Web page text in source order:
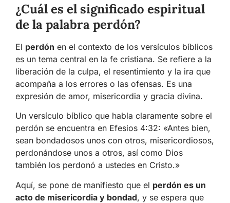
¿Cuál es el significado espiritual
de la palabra perdón?
El perdón en el contexto de los versículos bíblicos
es un tema central en la fe cristiana. Se refiere a la
liberación de la culpa, el resentimiento y la ira que
acompaña a los errores o las ofensas. Es una
expresión de amor, misericordia y gracia divina.
Un versículo bíblico que habla claramente sobre el
perdón se encuentra en Efesios 4:32: «Antes bien,
sean bondadosos unos con otros, misericordiosos,
perdonándose unos a otros, así como Dios
también los perdonó a ustedes en Cristo.»
Aquí, se pone de manifiesto que el perdón es un
acto de misericordia y bondad, y se espera que